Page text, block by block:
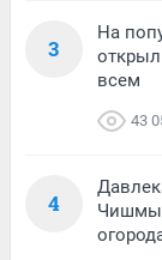
3
На
всем
43
4
Чишмы